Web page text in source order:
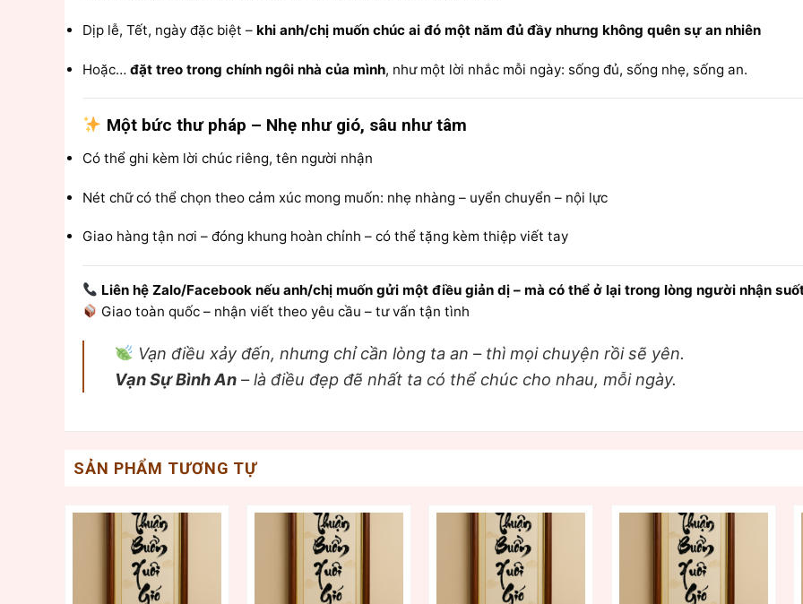
Dịp lễ, Tết, ngày đặc biệt – khi anh/chị muốn chúc ai đó một năm đủ đầy nhưng không quên sự an nhiên
Hoặc… đặt treo trong chính ngôi nhà của mình, như một lời nhắc mỗi ngày: sống đủ, sống nhẹ, sống an.
Một bức thư pháp – Nhẹ như gió, sâu như tâm
Có thể ghi kèm lời chúc riêng, tên người nhận
Nét chữ có thể chọn theo cảm xúc mong muốn: nhẹ nhàng – uyển chuyển – nội lực
Giao hàng tận nơi – đóng khung hoàn chỉnh – có thể tặng kèm thiệp viết tay
Liên hệ Zalo/Facebook nếu anh/chị muốn gửi một điều giản dị – mà có thể ở lại trong lòng người nhận
Giao toàn quốc – nhận viết theo yêu cầu – tư vấn tận tình
Vạn điều xảy đến, nhưng chỉ cần lòng ta an – thì mọi chuyện rồi sẽ yên.
Vạn Sự Bình An – là điều đẹp đẽ nhất ta có thể chúc cho nhau, mỗi ngày.
SẢN PHẨM TƯƠNG TỰ